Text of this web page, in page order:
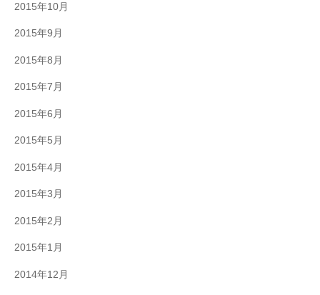
2015年10月
2015年9月
2015年8月
2015年7月
2015年6月
2015年5月
2015年4月
2015年3月
2015年2月
2015年1月
2014年12月